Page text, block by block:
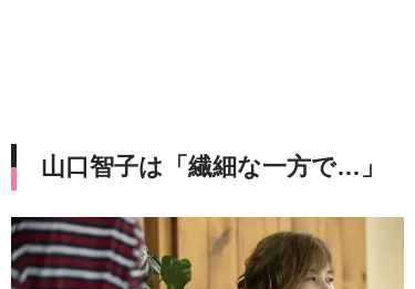
山口智子は「繊細な一方で…」